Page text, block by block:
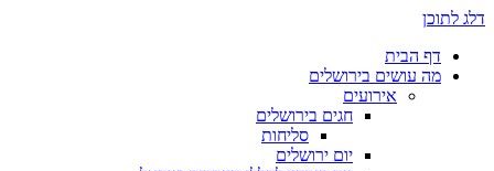
דלג לתוכן
דף הבית
מה עושים בירושלים
אירועים
חגים בירושלים
סליחות
יום ירושלים